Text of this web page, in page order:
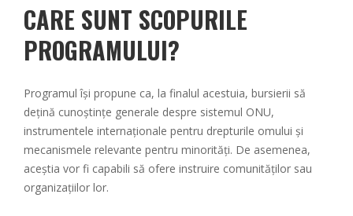
CARE SUNT SCOPURILE
PROGRAMULUI?
Programul își propune ca, la finalul acestuia, bursierii să
dețină cunoștințe generale despre sistemul ONU,
instrumentele internaționale pentru drepturile omului și
mecanismele relevante pentru minorități. De asemenea,
aceștia vor fi capabili să ofere instruire comunităților sau
organizațiilor lor.